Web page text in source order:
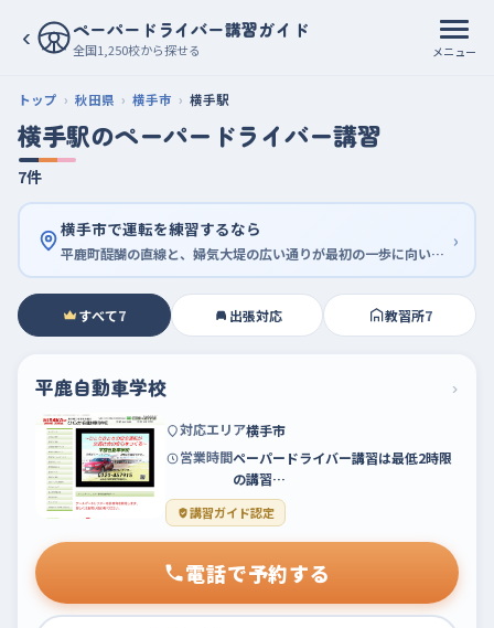
‹ ペーパードライバー講習ガイド
全国1,250校から探せる メニュー
トップ 秋田県 横手市 横手駅
横手駅のペーパードライバー講習
7件
横手市で運転を練習するなら
平鹿町醍醐の直線と、婦気大堤の広い通りが最初の一歩に向いている ›
すべて7 出張対応 教習所7
平鹿自動車学校 ›
対応エリア横手市
営業時間ペーパードライバー講習は最低2時限
の講習…
講習ガイド認定
電話で予約する